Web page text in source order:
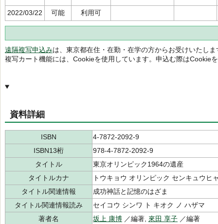
2022/03/22 可能 利用可
遠隔複写申込みは、東京都在住・在勤・在学の方からお受けいたしま
複写カート機能には、Cookieを使用しています。申込む際はCookie
資料詳細
ISBN
4-7872-2092-9
ISBN13桁
978-4-7872-2092-9
タイトル
東京オリンピック1964の遺産
タイトルカナ
トウキョウ オリンピック センキュウヒ
タイトル関連情報
成功神話と記憶のはざま
タイトル関連情報読み
セイコウ シンワ ト キオク ノ ハザマ
著者名
坂上 康博 ／編著, 來田 享子 ／編著